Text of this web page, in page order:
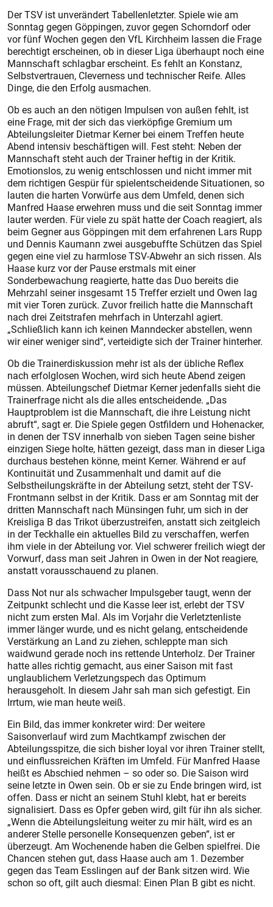
Der TSV ist unverändert Tabellenletzter. Spiele wie am
Sonntag gegen Göppingen, zuvor gegen Schorndorf oder
vor fünf Wochen gegen den VfL Kirchheim lassen die Frage
berechtigt erscheinen, ob in dieser Liga überhaupt noch eine
Mannschaft schlagbar erscheint. Es fehlt an Konstanz,
Selbstvertrauen, Cleverness und technischer Reife. Alles
Dinge, die den Erfolg ausmachen.
Ob es auch an den nötigen Impulsen von außen fehlt, ist
eine Frage, mit der sich das vierköpfige Gremium um
Abteilungsleiter Dietmar Kerner bei einem Treffen heute
Abend intensiv beschäftigen will. Fest steht: Neben der
Mannschaft steht auch der Trainer heftig in der Kritik.
Emotionslos, zu wenig entschlossen und nicht immer mit
dem richtigen Gespür für spielentscheidende Situationen, so
lauten die harten Vorwürfe aus dem Umfeld, denen sich
Manfred Haase erwehren muss und die seit Sonntag immer
lauter werden. Für viele zu spät hatte der Coach reagiert, als
beim Gegner aus Göppingen mit dem erfahrenen Lars Rupp
und Dennis Kaumann zwei ausgebuffte Schützen das Spiel
gegen eine viel zu harmlose TSV-Abwehr an sich rissen. Als
Haase kurz vor der Pause erstmals mit einer
Sonderbewachung reagierte, hatte das Duo bereits die
Mehrzahl seiner insgesamt 15 Treffer erzielt und Owen lag
mit vier Toren zurück. Zuvor freilich hatte die Mannschaft
nach drei Zeitstrafen mehrfach in Unterzahl agiert.
„Schließlich kann ich keinen Manndecker abstellen, wenn
wir einer weniger sind“, verteidigte sich der Trainer hinterher.
Ob die Trainerdiskussion mehr ist als der übliche Reflex
nach erfolglosen Wochen, wird sich heute Abend zeigen
müssen. Abteilungschef Dietmar Kerner jedenfalls sieht die
Trainerfrage nicht als die alles entscheidende. „Das
Hauptproblem ist die Mannschaft, die ihre Leistung nicht
abruft“, sagt er. Die Spiele gegen Ostfildern und Hohenacker,
in denen der TSV innerhalb von sieben Tagen seine bisher
einzigen Siege holte, hätten gezeigt, dass man in dieser Liga
durchaus bestehen könne, meint Kerner. Während er auf
Kontinuität und Zusammenhalt und damit auf die
Selbstheilungskräfte in der Abteilung setzt, steht der TSV-
Frontmann selbst in der Kritik. Dass er am Sonntag mit der
dritten Mannschaft nach Münsingen fuhr, um sich in der
Kreisliga B das Trikot überzustreifen, anstatt sich zeitgleich
in der Teckhalle ein aktuelles Bild zu verschaffen, werfen
ihm viele in der Abteilung vor. Viel schwerer freilich wiegt der
Vorwurf, dass man seit Jahren in Owen in der Not reagiere,
anstatt vorausschauend zu planen.
Dass Not nur als schwacher Impulsgeber taugt, wenn der
Zeitpunkt schlecht und die Kasse leer ist, erlebt der TSV
nicht zum ersten Mal. Als im Vorjahr die Verletztenliste
immer länger wurde, und es nicht gelang, entscheidende
Verstärkung an Land zu ziehen, schleppte man sich
waidwund gerade noch ins rettende Unterholz. Der Trainer
hatte alles richtig gemacht, aus einer Saison mit fast
unglaublichem Verletzungspech das Optimum
herausgeholt. In diesem Jahr sah man sich gefestigt. Ein
Irrtum, wie man heute weiß.
Ein Bild, das immer konkreter wird: Der weitere
Saisonverlauf wird zum Machtkampf zwischen der
Abteilungsspitze, die sich bisher loyal vor ihren Trainer stellt,
und einflussreichen Kräften im Umfeld. Für Manfred Haase
heißt es Abschied nehmen – so oder so. Die Saison wird
seine letzte in Owen sein. Ob er sie zu Ende bringen wird, ist
offen. Dass er nicht an seinem Stuhl klebt, hat er bereits
signalisiert. Dass es Opfer geben wird, gilt für ihn als sicher.
„Wenn die Abteilungsleitung weiter zu mir hält, wird es an
anderer Stelle personelle Konsequenzen geben“, ist er
überzeugt. Am Wochenende haben die Gelben spielfrei. Die
Chancen stehen gut, dass Haase auch am 1. Dezember
gegen das Team Esslingen auf der Bank sitzen wird. Wie
schon so oft, gilt auch diesmal: Einen Plan B gibt es nicht.